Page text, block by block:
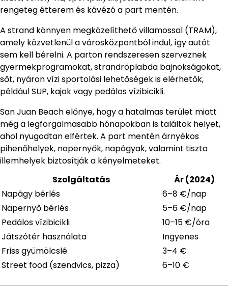
rengeteg étterem és kávézó a part mentén.
A strand könnyen megközelíthető villamossal (TRAM),
amely közvetlenül a városközpontból indul, így autót
sem kell bérelni. A parton rendszeresen szerveznek
gyermekprogramokat, strandröplabda bajnokságokat,
sőt, nyáron vízi sportolási lehetőségek is elérhetők,
például SUP, kajak vagy pedálos vízibicikli.
San Juan Beach előnye, hogy a hatalmas terület miatt
még a legforgalmasabb hónapokban is találtok helyet,
ahol nyugodtan elfértek. A part mentén árnyékos
pihenőhelyek, napernyők, napágyak, valamint tiszta
illemhelyek biztosítják a kényelmeteket.
Szolgáltatás
Ár (2024)
Napágy bérlés
6–8 €/nap
Napernyő bérlés
5–6 €/nap
Pedálos vízibicikli
10–15 €/óra
Játszótér használata
Ingyenes
Friss gyümölcslé
3–4 €
Street food (szendvics, pizza)
6–10 €